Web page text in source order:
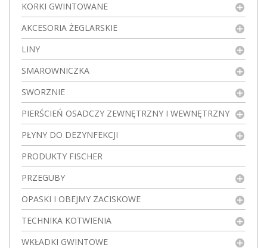
KORKI GWINTOWANE
AKCESORIA ŻEGLARSKIE
LINY
SMAROWNICZKA
SWORZNIE
PIERŚCIEŃ OSADCZY ZEWNĘTRZNY I WEWNĘTRZNY
PŁYNY DO DEZYNFEKCJI
PRODUKTY FISCHER
PRZEGUBY
OPASKI I OBEJMY ZACISKOWE
TECHNIKA KOTWIENIA
WKŁADKI GWINTOWE